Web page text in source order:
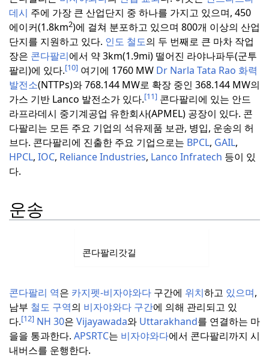
데시 주에 가장 큰 산업단지 중 하나를 가지고 있으며, 450
에이커(1.8km2)에 걸쳐 분포하고 있으며 800개 이상의 산업
단지를 지원하고 있다. 인도 철도의 두 번째로 큰 마차 작업
장은 콘다팔리에서 약 3km(1.9mi) 떨어진 라야나파두(군투
팔리)에 있다.[10] 여기에 1760 MW Dr Narla Tata Rao 화력
발전소(NTTPs)와 768.144 MW로 확장 중인 368.144 MW의
가스 기반 Lanco 발전소가 있다.[11] 콘다팔리에 있는 안드
라프라데시 중기계공업 유한회사(APMEL) 공장이 있다. 콘
다팔리는 모든 주요 기업의 석유제품 보관, 병입, 운송의 허
브다. 콘다팔리에 진출한 주요 기업으로는 BPCL, GAIL,
HPCL, IOC, Reliance Industries, Lanco Infratech 등이 있
다.
운송
콘다팔리갓길
콘다팔리 역은 카지펫-비자야와다 구간에 위치하고 있으며,
남부 철도 구역의 비자야와다 구간에 의해 관리되고 있
다.[12] NH 30은 Vijayawada와 Uttarakhand를 연결하는 마
을을 통과한다. APSRTC는 비자야와다에서 콘다팔리까지 시
내버스를 운행한다.